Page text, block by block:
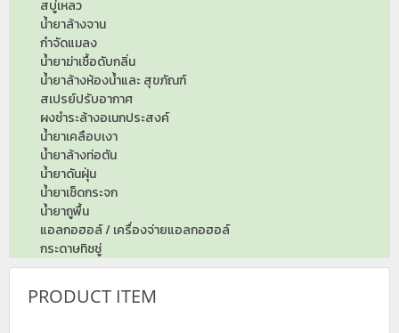
สบู่เหลว
น้ำยาล้างจาน
กำจัดแมลง
น้ำยาฆ่าเชื้อดับกลิ่น
น้ำยาล้างห้องน้ำและ สุขภัณฑ์
สเปรย์ปรับอากาศ
ผงชำระล้างอเนกประสงค์
น้ำยาเคลือบเงา
น้ำยาล้างท่อตัน
น้ำยาดันฝุ่น
น้ำยาเช็ดกระจก
น้ำยาถูพื้น
แอลกอฮอล์ / เครื่องจ่ายแอลกอฮอล์
กระดาษทิชชู่
PRODUCT ITEM